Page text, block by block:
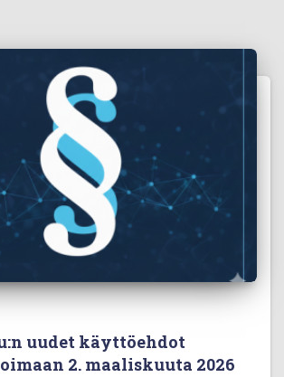
uudet käyttöehdot
2. maaliskuuta 2026